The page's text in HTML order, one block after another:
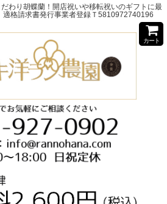
わり胡蝶蘭！開店祝いや移転祝いのギフトに最
適格請求書発行事業者登録Ｔ5810972740196
カート